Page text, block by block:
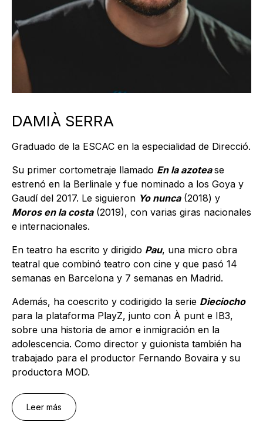
DAMIÀ SERRA
Graduado de la ESCAC en la especialidad de Direcció.
Su primer cortometraje llamado En la azotease
estrenó en la Berlinale y fue nominado a los Goya y
Gaudí del 2017. Le siguieron Yo nunca(2018) y
Moros en la costa(2019), con varias giras nacionales
e internacionales.
En teatro ha escrito y dirigido Pau, una micro obra
teatral que combinó teatro con cine y que pasó 14
semanas en Barcelona y 7 semanas en Madrid.
Además, ha coescrito y codirigido la serie Dieciocho
para la plataforma PlayZ, junto con À punt e IB3,
sobre una historia de amor e inmigración en la
adolescencia. Como director y guionista también ha
trabajado para el productor Fernando Bovaira y su
productora MOD.
Actualmente, compagina la docencia en varios
centros de interpretación y cine con la
preproducción de
Leer más